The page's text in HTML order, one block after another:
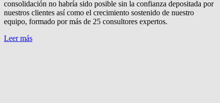
consolidación no habría sido posible sin la confianza depositada por
nuestros clientes así como el crecimiento sostenido de nuestro
equipo, formado por más de 25 consultores expertos.
Leer más